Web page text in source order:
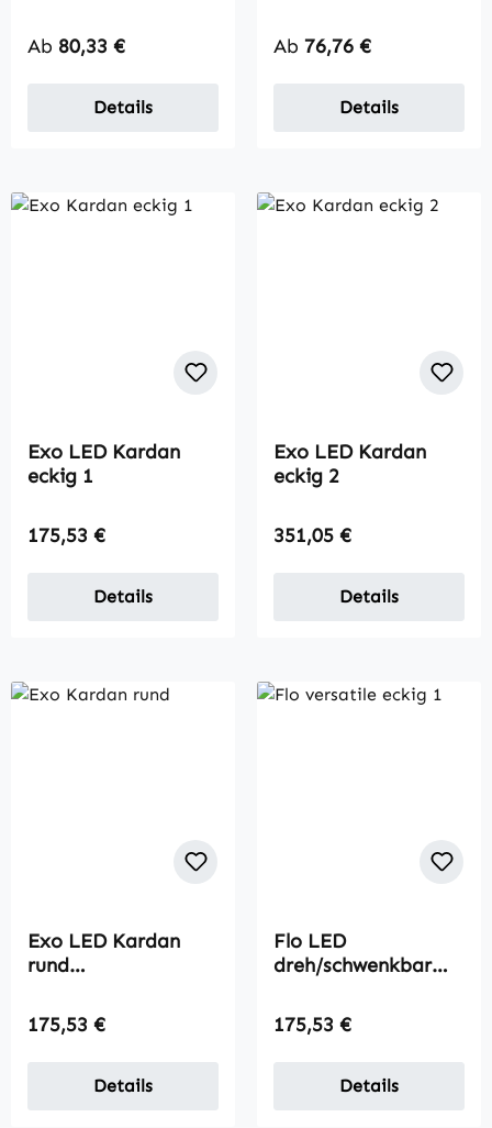
Regulärer Preis:
Ab 80,33 €
Details
Regulärer Preis:
Ab 76,76 €
Details
Exo LED Kardan
eckig 1
Regulärer Preis:
175,53 €
Details
Exo LED Kardan
eckig 2
Regulärer Preis:
351,05 €
Details
Exo LED Kardan
rund
e
Regulärer Preis:
175,53 €
Details
Flo LED
dreh/schwenkbar
Regulärer Preis:
175,53 €
Details